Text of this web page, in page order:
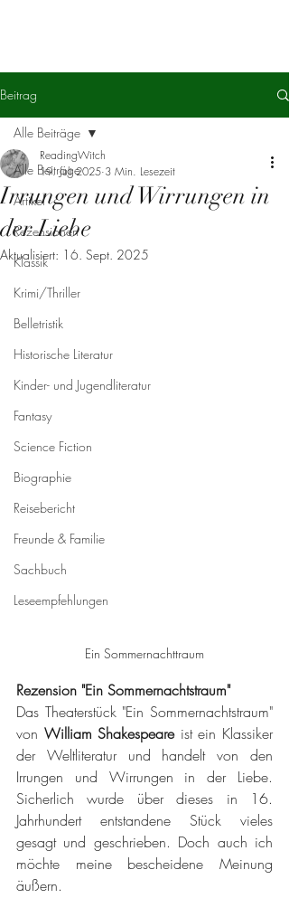
Beitrag
Alle Beiträge
Artikel
Rezensionen
Klassik
Krimi/Thriller
Belletristik
Historische Literatur
Kinder- und Jugendliteratur
Fantasy
Science Fiction
Biographie
Reisebericht
Freunde & Familie
Sachbuch
Leseempfehlungen
Alle Beiträge
Irrungen und Wirrungen in
der Liebe
ReadingWitch
19. Juli 2025 3 Min. Lesezeit
Aktualisiert: 16. Sept. 2025
Ein Sommernachttraum
Rezension "Ein Sommernachtstraum"
Das Theaterstück "Ein Sommernachtstraum"
von William Shakespeare ist ein Klassiker
der Weltliteratur und handelt von den
Irrungen und Wirrungen in der Liebe.
Sicherlich wurde über dieses in 16.
Jahrhundert entstandene Stück vieles
gesagt und geschrieben. Doch auch ich
möchte meine bescheidene Meinung
äußern.